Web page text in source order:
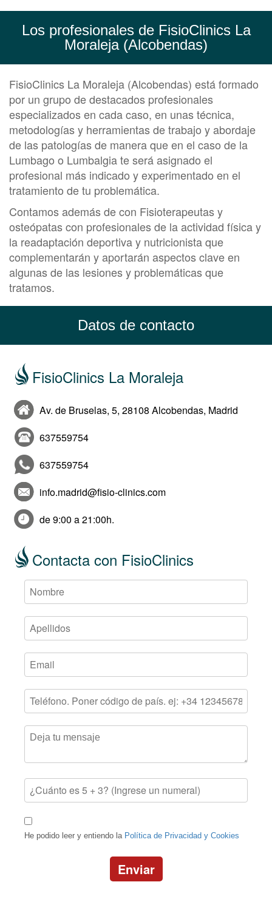
Los profesionales de FisioClinics La
Moraleja (Alcobendas)
FisioClinics La Moraleja (Alcobendas) está formado
por un grupo de destacados profesionales
especializados en cada caso, en unas técnica,
metodologías y herramientas de trabajo y abordaje
de las patologías de manera que en el caso de la
Lumbago o Lumbalgia te será asignado el
profesional más indicado y experimentado en el
tratamiento de tu problemática.
Contamos además de con Fisioterapeutas y
osteópatas con profesionales de la actividad física y
la readaptación deportiva y nutricionista que
complementarán y aportarán aspectos clave en
algunas de las lesiones y problemáticas que
tratamos.
Datos de contacto
FisioClinics La Moraleja
Av. de Bruselas, 5, 28108 Alcobendas, Madrid
637559754
637559754
info.madrid@fisio-clinics.com
de 9:00 a 21:00h.
Contacta con FisioClinics
He podido leer y entiendo la Política de Privacidad y Cookies
Enviar